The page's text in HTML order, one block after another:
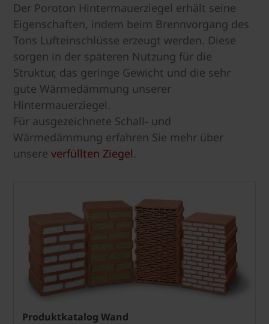
Der Poroton Hintermauerziegel erhält seine
Eigenschaften, indem beim Brennvorgang des
Tons Lufteinschlüsse erzeugt werden. Diese
sorgen in der späteren Nutzung für die
Struktur, das geringe Gewicht und die sehr
gute Wärmedämmung unserer
Hintermauerziegel.
Für ausgezeichnete Schall- und
Wärmedämmung erfahren Sie mehr über
unsere verfüllten Ziegel.
Produktkatalog Wand